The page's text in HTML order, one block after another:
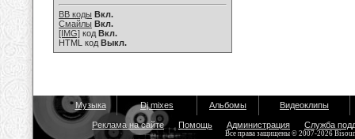
BB коды Вкл.
Смайлы Вкл.
[IMG] код Вкл.
HTML код Выкл.
Музыка Dj mixes Альбомы Видеоклипы
Реклама на сайте Помощь Администрация Служба
Все права защищены © 2007-2026